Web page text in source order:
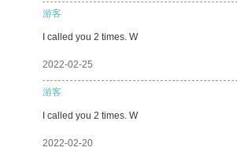
游客
I called you 2 times. W
2022-02-25
游客
I called you 2 times. W
2022-02-20